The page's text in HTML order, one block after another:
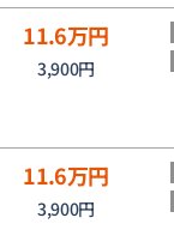
11.6万円
3,900円
11.6万円
3,900円